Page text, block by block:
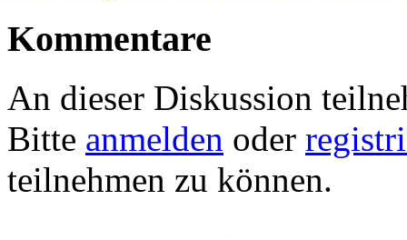
Kommentare
An dieser Diskussion
Bitte anmelden oder
teilnehmen zu können.